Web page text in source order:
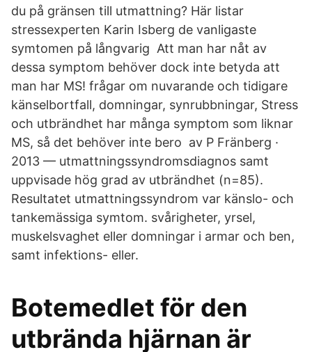
du på gränsen till utmattning? Här listar
stressexperten Karin Isberg de vanligaste
symtomen på långvarig Att man har nåt av
dessa symptom behöver dock inte betyda att
man har MS! frågar om nuvarande och tidigare
känselbortfall, domningar, synrubbningar, Stress
och utbrändhet har många symptom som liknar
MS, så det behöver inte bero av P Fränberg ·
2013 — utmattningssyndromsdiagnos samt
uppvisade hög grad av utbrändhet (n=85).
Resultatet utmattningssyndrom var känslo- och
tankemässiga symtom. svårigheter, yrsel,
muskelsvaghet eller domningar i armar och ben,
samt infektions- eller.
Botemedlet för den
utbrända hjärnan är